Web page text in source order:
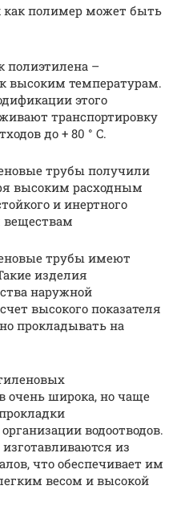
как полимер может быть
полиэтилена –
высоким температурам.
этого
транспортировку
до + 80 ° C.
трубы получили
высоким расходным
и инертного
веществам
трубы имеют
изделия
наружной
высокого показателя
прокладывать на
очень широка, но чаще
водоотводов.
из
что обеспечивает им
весом и высокой